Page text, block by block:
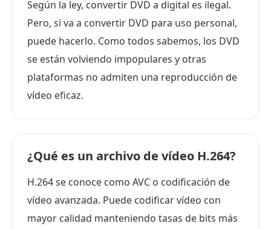
Según la ley, convertir DVD a digital es ilegal.
Pero, si va a convertir DVD para uso personal,
puede hacerlo. Como todos sabemos, los DVD
se están volviendo impopulares y otras
plataformas no admiten una reproducción de
vídeo eficaz.
¿Qué es un archivo de vídeo H.264?
H.264 se conoce como AVC o codificación de
vídeo avanzada. Puede codificar vídeo con
mayor calidad manteniendo tasas de bits más